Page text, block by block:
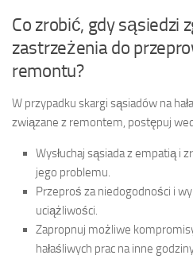
Co zrobić, gdy sąsiedzi
zastrzeżenia do
remontu?
W przypadku skargi sąsiadów na
związane z remontem, postępuj
Wysłuchaj sąsiada z empatią i
jego problemu.
Przeproś za niedogodności i
uciążliwości.
Zapropnuj możliwe
hałaśliwych prac na inne